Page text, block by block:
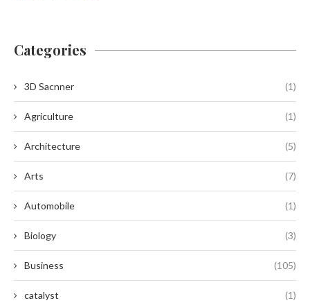
Categories
3D Sacnner (1)
Agriculture (1)
Architecture (5)
Arts (7)
Automobile (1)
Biology (3)
Business (105)
catalyst (1)